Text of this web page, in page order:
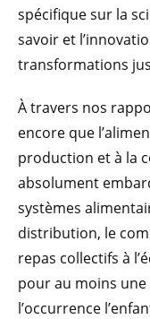
spécifique sur la
savoir et
transformations
À travers nos
encore que
production et à la
absolument
systèmes
distribution, le
repas collectifs à
pour au moins
l’occurrence